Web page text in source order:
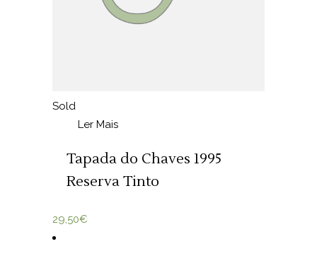
Sold
Ler Mais
Tapada do Chaves 1995
Reserva Tinto
29,50€